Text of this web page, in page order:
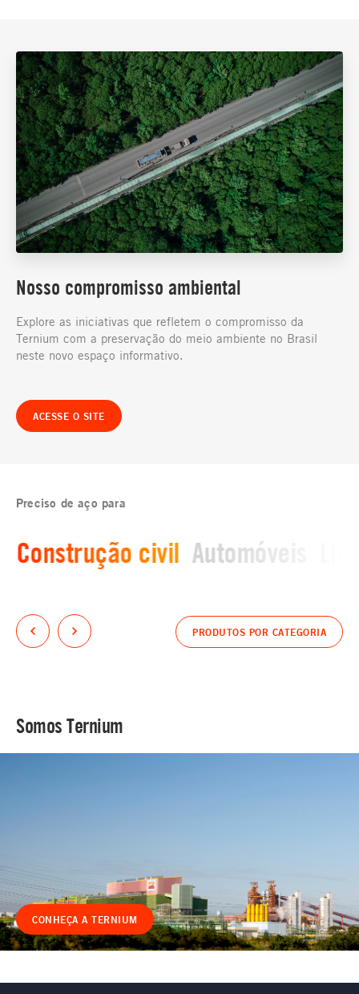
Nosso compromisso ambiental
Explore as iniciativas que refletem o compromisso da
Ternium com a preservação do meio ambiente no Brasil
neste novo espaço informativo.
ACESSE O SITE
Preciso de aço para
Construção civil Automóveis
PRODUTOS POR CATEGORIA
Somos Ternium
CONHEÇA A TERNIUM